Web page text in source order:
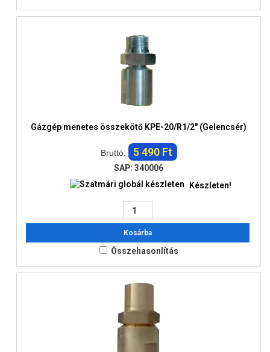
Gázgép menetes összekötő KPE-20/R1/2" (Gelencsér)
Bruttó: 5 490 Ft
SAP: 340006
Készleten!
Kosárba
Összehasonlítás